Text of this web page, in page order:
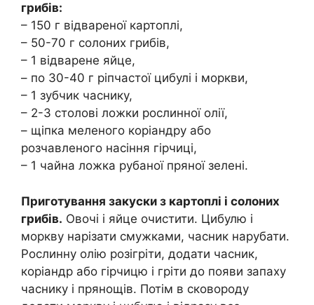
грибів:
– 150 г відвареної картоплі,
– 50-70 г солоних грибів,
– 1 відварене яйце,
– по 30-40 г ріпчастої цибулі і моркви,
– 1 зубчик часнику,
– 2-3 столові ложки рослинної олії,
– щіпка меленого коріандру або
розчавленого насіння гірчиці,
– 1 чайна ложка рубаної пряної зелені.
Приготування закуски з картоплі і солоних
грибів. Овочі і яйце очистити. Цибулю і
моркву нарізати смужками, часник нарубати.
Рослинну олію розігріти, додати часник,
коріандр або гірчицю і гріти до появи запаху
часнику і прянощів. Потім в сковороду